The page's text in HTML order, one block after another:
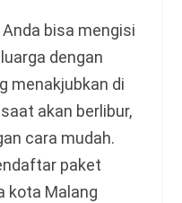
bisa mengisi
dengan
menakjubkan di
akan berlibur,
cara mudah.
paket
kota Malang